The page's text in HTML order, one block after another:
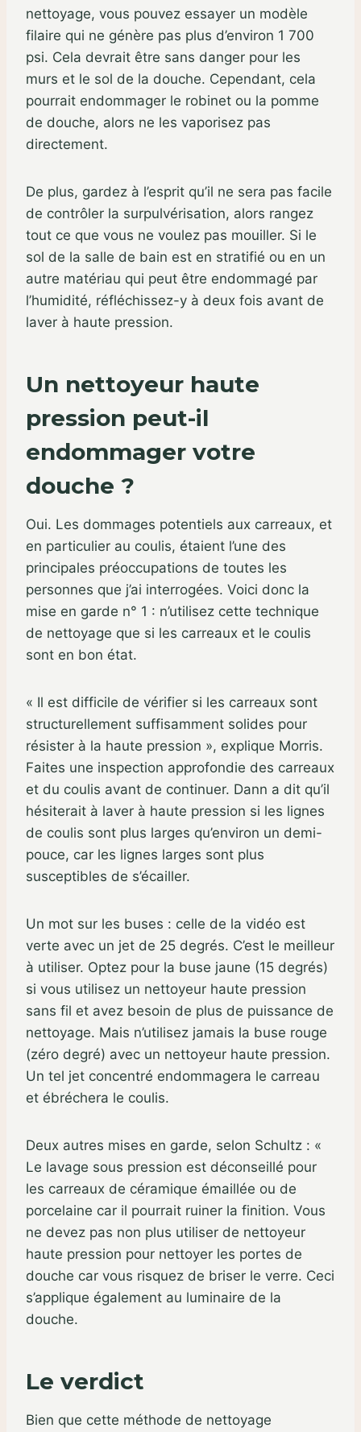
nettoyage, vous pouvez essayer un modèle
filaire qui ne génère pas plus d’environ 1 700
psi. Cela devrait être sans danger pour les
murs et le sol de la douche. Cependant, cela
pourrait endommager le robinet ou la pomme
de douche, alors ne les vaporisez pas
directement.
De plus, gardez à l’esprit qu’il ne sera pas facile
de contrôler la surpulvérisation, alors rangez
tout ce que vous ne voulez pas mouiller. Si le
sol de la salle de bain est en stratifié ou en un
autre matériau qui peut être endommagé par
l’humidité, réfléchissez-y à deux fois avant de
laver à haute pression.
Un nettoyeur haute
pression peut-il
endommager votre
douche ?
Oui. Les dommages potentiels aux carreaux, et
en particulier au coulis, étaient l’une des
principales préoccupations de toutes les
personnes que j’ai interrogées. Voici donc la
mise en garde n° 1 : n’utilisez cette technique
de nettoyage que si les carreaux et le coulis
sont en bon état.
« Il est difficile de vérifier si les carreaux sont
structurellement suffisamment solides pour
résister à la haute pression », explique Morris.
Faites une inspection approfondie des carreaux
et du coulis avant de continuer. Dann a dit qu’il
hésiterait à laver à haute pression si les lignes
de coulis sont plus larges qu’environ un demi-
pouce, car les lignes larges sont plus
susceptibles de s’écailler.
Un mot sur les buses : celle de la vidéo est
verte avec un jet de 25 degrés. C’est le meilleur
à utiliser. Optez pour la buse jaune (15 degrés)
si vous utilisez un nettoyeur haute pression
sans fil et avez besoin de plus de puissance de
nettoyage. Mais n’utilisez jamais la buse rouge
(zéro degré) avec un nettoyeur haute pression.
Un tel jet concentré endommagera le carreau
et ébréchera le coulis.
Deux autres mises en garde, selon Schultz : «
Le lavage sous pression est déconseillé pour
les carreaux de céramique émaillée ou de
porcelaine car il pourrait ruiner la finition. Vous
ne devez pas non plus utiliser de nettoyeur
haute pression pour nettoyer les portes de
douche car vous risquez de briser le verre. Ceci
s’applique également au luminaire de la
douche.
Le verdict
Bien que cette méthode de nettoyage